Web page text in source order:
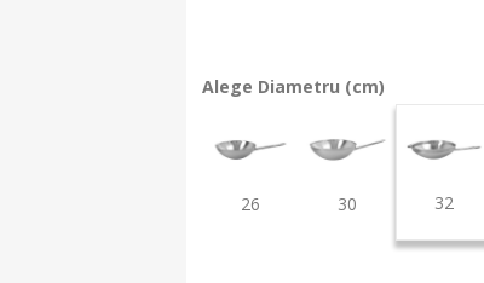
Alege Diametru (cm)
26 30 32